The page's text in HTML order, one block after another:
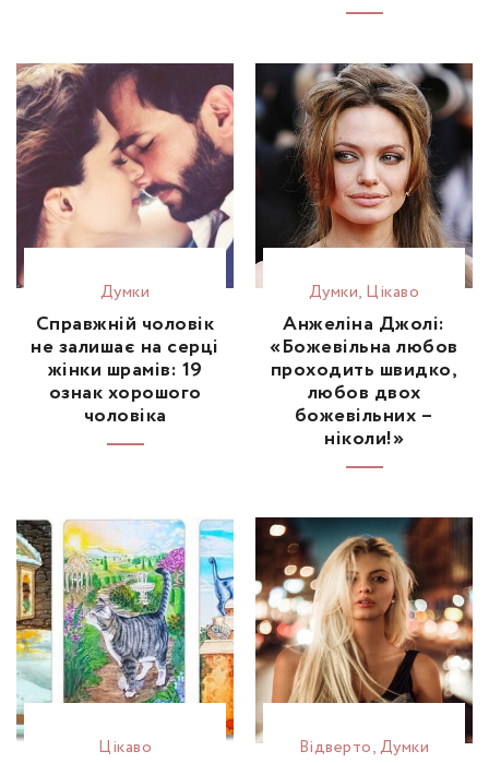
Думки
Справжній чоловік
не залишає на серці
жінки шрамів: 19
ознак хорошого
чоловіка
Думки, Цікаво
Анжеліна Джолі:
«Божевільна любов
проходить швидко,
любов двох
божевільних –
ніколи!»
Цікаво Відвертo,Думки